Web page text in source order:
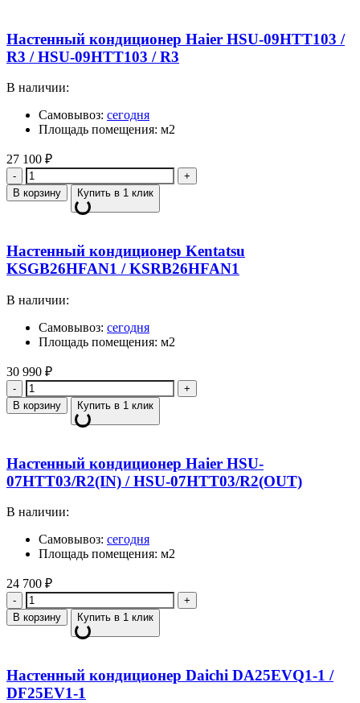
Настенный кондиционер Haier HSU-09HTT103 /
R3 / HSU-09HTT103 / R3
В наличии:
Самовывоз: сегодня
Площадь помещения: м2
27 100 ₽
Количество
В корзину Купить в 1 клик
Настенный кондиционер Kentatsu
KSGB26HFAN1 / KSRB26HFAN1
В наличии:
Самовывоз: сегодня
Площадь помещения: м2
30 990 ₽
Количество
В корзину Купить в 1 клик
Настенный кондиционер Haier HSU-
07HTT03/R2(IN) / HSU-07HTT03/R2(OUT)
В наличии:
Самовывоз: сегодня
Площадь помещения: м2
24 700 ₽
Количество
В корзину Купить в 1 клик
Настенный кондиционер Daichi DA25EVQ1-1 /
DF25EV1-1